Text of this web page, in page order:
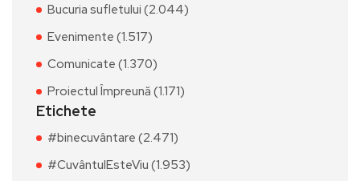
Bucuria sufletului (2.044)
Evenimente (1.517)
Comunicate (1.370)
Proiectul Împreună (1.171)
Etichete
#binecuvântare (2.471)
#CuvântulEsteViu (1.953)